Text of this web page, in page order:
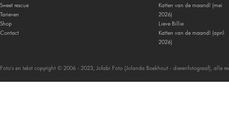
Sweet rescue
Tarieven
Shop
Contact
Katten van de maand! (mei
2026)
Lieve Billie
Katten van de maand! (april
2026)
Foto's en tekst copyright © 2006 - 2023, Jofabi Foto (Jolanda Boekhout - dierenfotograaf), alle